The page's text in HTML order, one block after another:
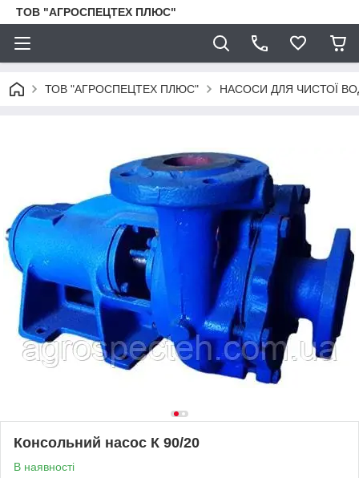
ТОВ "АГРОСПЕЦТЕХ ПЛЮС"
ТОВ "АГРОСПЕЦТЕХ ПЛЮС" НАСОСИ ДЛЯ ЧИСТОЇ
Консольний насос К 90/20
В наявності